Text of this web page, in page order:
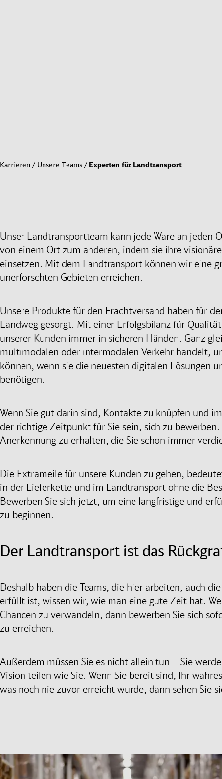
Karrieren Unsere Teams Experten für Landtransport
Unser Landtransportteam kann jede Ware an jeden
von einem Ort zum anderen, indem sie ihre
einsetzen. Mit dem Landtransport können wir eine
unerforschten Gebieten erreichen.
Unsere Produkte für den Frachtversand haben für
Landweg gesorgt. Mit einer Erfolgsbilanz für
unserer Kunden immer in sicheren Händen. Ganz
multimodalen oder intermodalen Verkehr handelt,
können, wenn sie die neuesten digitalen Lösungen
benötigen.
Wenn Sie gut darin sind, Kontakte zu knüpfen und
der richtige Zeitpunkt für Sie sein, sich zu
Anerkennung zu erhalten, die Sie schon immer
Die Extrameile für unsere Kunden zu gehen,
in der Lieferkette und im Landtransport ohne die
Bewerben Sie sich jetzt, um eine langfristige und
zu beginnen.
Der Landtransport ist das
Deshalb haben die Teams, die hier arbeiten, auch
erfüllt ist, wissen wir, wie man eine gute Zeit hat.
Chancen zu verwandeln, dann bewerben Sie sich
zu erreichen.
Außerdem müssen Sie es nicht allein tun – Sie
Vision teilen wie Sie. Wenn Sie bereit sind, Ihr
was noch nie zuvor erreicht wurde, dann sehen Sie